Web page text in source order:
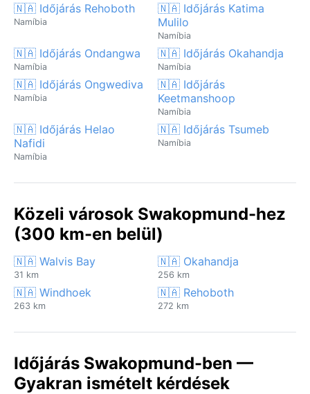
🇳🇦 Időjárás Rehoboth
Namíbia
🇳🇦 Időjárás Katima
Mulilo
Namíbia
🇳🇦 Időjárás Ondangwa
Namíbia
🇳🇦 Időjárás Okahandja
Namíbia
🇳🇦 Időjárás Ongwediva
Namíbia
🇳🇦 Időjárás
Keetmanshoop
Namíbia
🇳🇦 Időjárás Helao
Nafidi
Namíbia
🇳🇦 Időjárás Tsumeb
Namíbia
Közeli városok Swakopmund-hez
(300 km-en belül)
🇳🇦 Walvis Bay
31 km
🇳🇦 Okahandja
256 km
🇳🇦 Windhoek
263 km
🇳🇦 Rehoboth
272 km
Időjárás Swakopmund-ben —
Gyakran ismételt kérdések